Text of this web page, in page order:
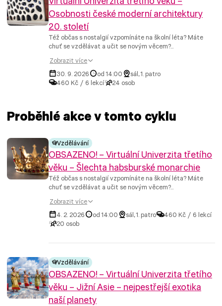
Osobnosti české moderní architektury
20. století
Též občas s nostalgií vzpomínáte na školní léta? Máte
chuť se vzdělávat a učit se novým věcem?...
Zobrazit více
30. 9. 2026
od 14:00
sál, 1. patro
460 Kč / 6 lekcí
24 osob
Proběhlé akce v tomto cyklu
Vzdělávání
OBSAZENO! – Virtuální Univerzita třetího
věku – Šlechta habsburské monarchie
Též občas s nostalgií vzpomínáte na školní léta? Máte
chuť se vzdělávat a učit se novým věcem?...
Zobrazit více
4. 2. 2026
od 14:00 sál, 1. patro
460 Kč / 6 lekcí
20 osob
Vzdělávání
OBSAZENO! – Virtuální Univerzita třetího
věku – Jižní Asie – nejpestřejší exotika
naší planety